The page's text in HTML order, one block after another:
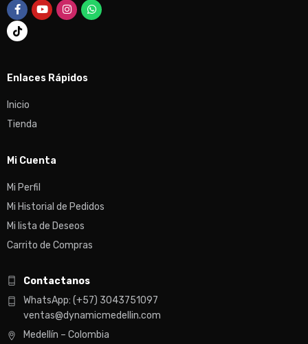
Enlaces Rápidos
Inicio
Tienda
Mi Cuenta
Mi Perfil
Mi Historial de Pedidos
Mi lista de Deseos
Carrito de Compras
Contactanos
WhatsApp: (+57) 3043751097
ventas@dynamicmedellin.com
Medellín – Colombia